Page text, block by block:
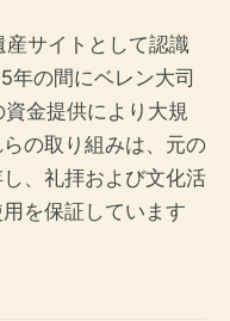
サイトとして認識
年の間にベレン大司
金提供により大規
の取り組みは、元の
、礼拝および文化活
を保証しています